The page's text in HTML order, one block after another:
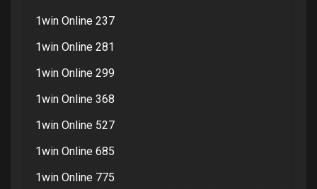
1win Online 237
1win Online 281
1win Online 299
1win Online 368
1win Online 527
1win Online 685
1win Online 775